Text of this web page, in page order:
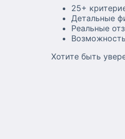
25+
Детальные
Реальные
Хотите быть